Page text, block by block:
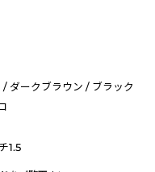
ダークブラウン / ブラック
1.5